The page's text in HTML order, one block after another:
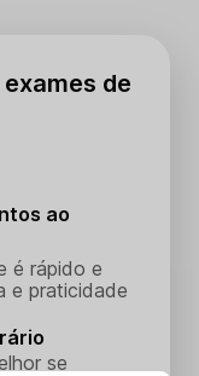
de
ao
é rápido e
e praticidade
se